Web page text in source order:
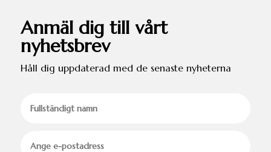
Anmäl dig till vårt
nyhetsbrev
Håll dig uppdaterad med de senaste nyheterna